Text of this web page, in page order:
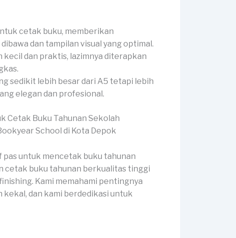
cetak buku, memberikan
dan tampilan visual yang optimal.
kecil dan praktis, lazimnya diterapkan
sedikit lebih besar dari A5 tetapi lebih
elegan dan profesional.
Cetak Buku Tahunan Sekolah
untuk mencetak buku tahunan
cetak buku tahunan berkualitas tinggi
Kami memahami pentingnya
dan kami berdedikasi untuk